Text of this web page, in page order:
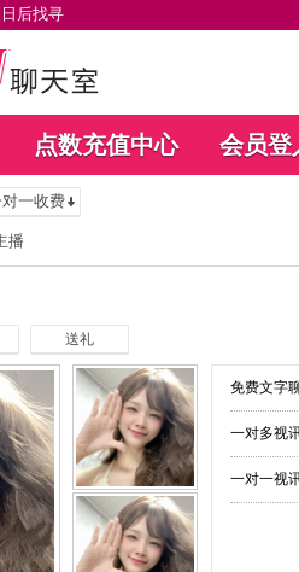
日后找寻
点数充值中心 会员登
一收费
播
送礼
免费文字
一对多视
一对一视